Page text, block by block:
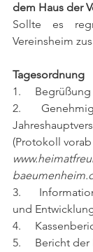
dem Haus der
Sollte es
Vereinsheim
Tagesordnung
1.     Begrüßung
2.
(Protokoll
3.
und
4.
5.     Bericht